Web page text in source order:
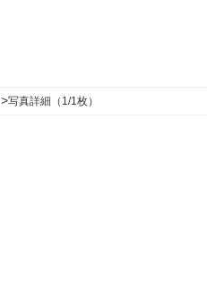
>写真詳細（1/1枚）